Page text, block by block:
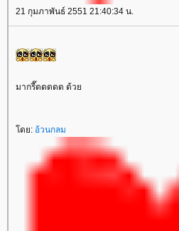
21 กุมภาพันธ์ 2551 21:40:34 น.
มากรี๊ดดดดด ด้ว
ดย: อ้วนกลม